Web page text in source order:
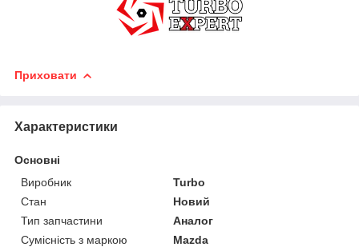
Приховати
Характеристики
Основні
Виробник
Turbo
Стан
Новий
Тип запчастини
Аналог
Сумісність з маркою
Mazda